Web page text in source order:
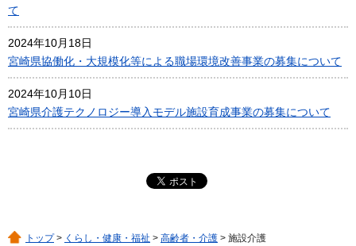
て
2024年10月18日
宮崎県協働化・大規模化等による職場環境改善事業の募集について
2024年10月10日
宮崎県介護テクノロジー導入モデル施設育成事業の募集について
トップ> くらし・健康・福祉 > 高齢者・介護 > 施設介護